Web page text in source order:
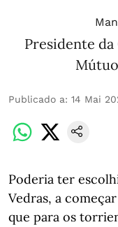
Presidente
Publicado a: 14 Mai
Poderia ter
Vedras, a
que para os